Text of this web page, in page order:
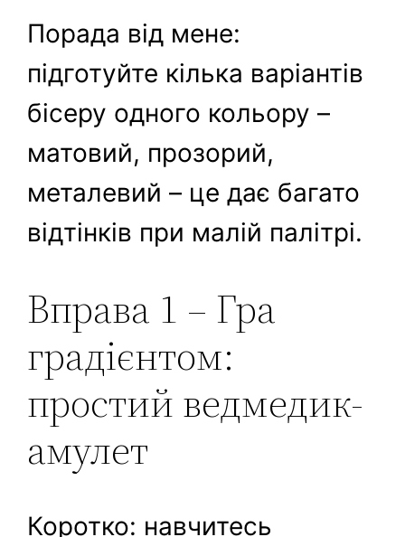
Порада від мене:
підготуйте кілька варіантів
бісеру одного кольору –
матовий, прозорий,
металевий – це дає багато
відтінків при малій палітрі.
Вправа 1 – Гра
градієнтом:
простий ведмедик-
амулет
Коротко: навчитесь